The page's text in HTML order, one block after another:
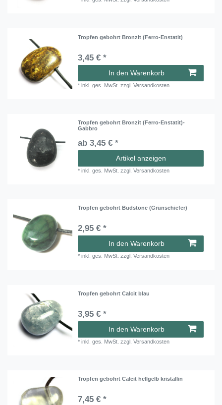
Tropfen gebohrt Bronzit (Ferro-Enstatit)
3,45 € *
In den Warenkorb
*inkl. ges. MwSt. zzgl.Versandkosten
Tropfen gebohrt Bronzit (Ferro-Enstatit)-
Gabbro
ab 3,45 € *
Artikel anzeigen
*inkl. ges. MwSt. zzgl.Versandkosten
Tropfen gebohrt Budstone (Grünschiefer)
2,95 € *
In den Warenkorb
*inkl. ges. MwSt. zzgl.Versandkosten
Tropfen gebohrt Calcit blau
3,95 € *
In den Warenkorb
*inkl. ges. MwSt. zzgl.Versandkosten
Tropfen gebohrt Calcit hellgelb kristallin
7,45 € *